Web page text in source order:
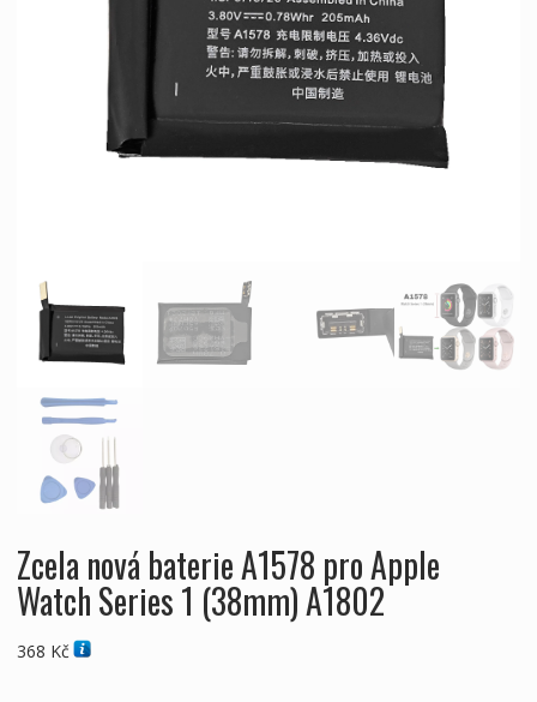
Zcela nová baterie A1578 pro Apple
Watch Series 1 (38mm) A1802
368 Kč